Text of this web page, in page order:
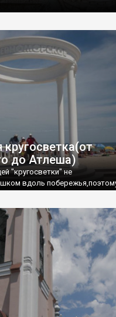
кругосветка(от
до Атлеша)
"кругосветки" не
вдоль